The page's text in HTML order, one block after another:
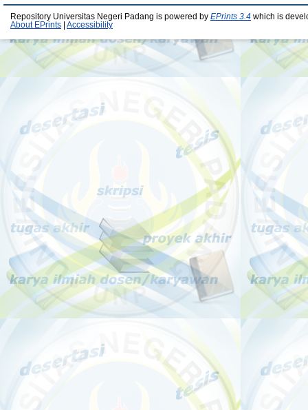
Repository Universitas Negeri Padang is powered by EPrints 3.4 which is
About EPrints
Accessibility